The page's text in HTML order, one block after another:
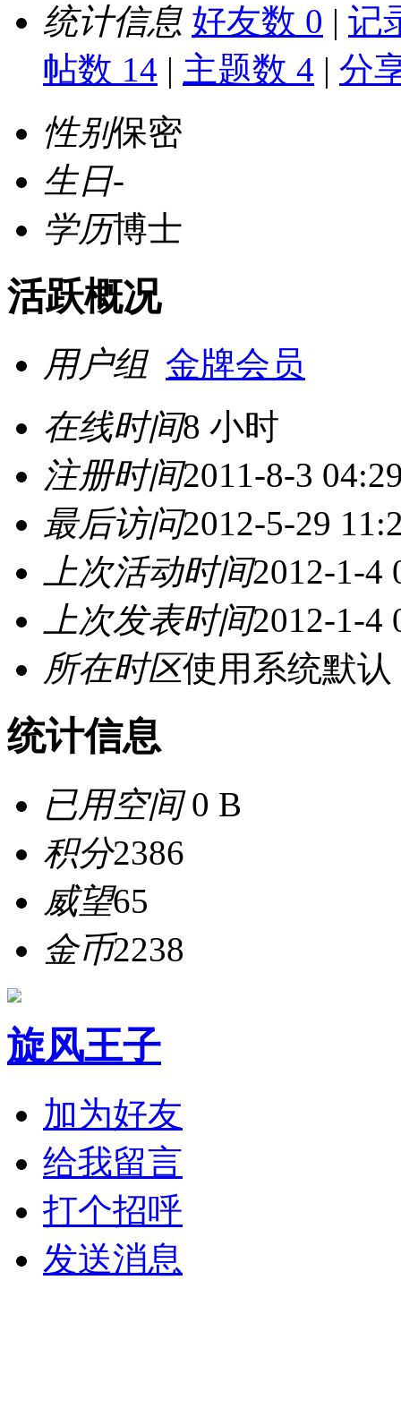
统计信息 好友数 0 | 记
帖数 14 | 主题数 4 | 分
性别保密
生日-
学历博士
活跃概况
用户组 金牌会员
在线时间8 小时
注册时间2011-8-3
最后访问2012-5-29
上次活动时间2012-1-4
上次发表时间2012-1-4
所在时区使用系统默认
统计信息
已用空间0 B
积分2386
威望65
金币2238
旋风王子
加为好友
给我留言
打个招呼
发送消息